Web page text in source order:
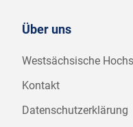
Über uns
Westsächsische
Kontakt
Datenschutzerklärung